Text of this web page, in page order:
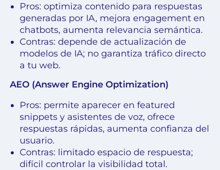
Pros: optimiza contenido para respuestas
generadas por IA, mejora engagement en
chatbots, aumenta relevancia semántica.
Contras: depende de actualización de
modelos de IA; no garantiza tráfico directo
a tu web.
AEO (Answer Engine Optimization)
Pros: permite aparecer en featured
snippets y asistentes de voz, ofrece
respuestas rápidas, aumenta confianza del
usuario.
Contras: limitado espacio de respuesta;
difícil controlar la visibilidad total.